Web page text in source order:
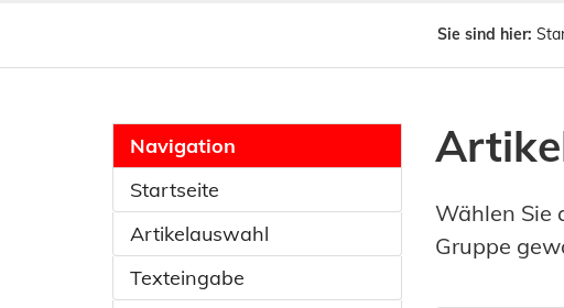
Sie sind hier:
Navigation
Startseite
Artikelauswahl
Texteingabe
Wählen Sie
Gruppe